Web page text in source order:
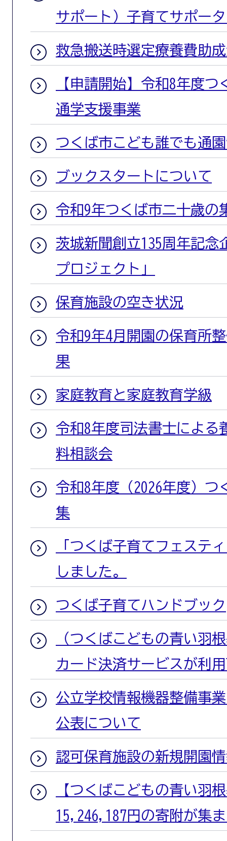
サポート）子育てサポー
救急搬送時選定療養費助
【申請開始】令和8年度
通学支援事業
つくば市こども誰でも通
ブックスタートについて
令和9年つくば市二十歳の
茨城新聞創立135周年記念
プロジェクト」
保育施設の空き状況
令和9年4月開園の保育所
果
家庭教育と家庭教育学級
令和8年度司法書士による
料相談会
令和8年度（2026年度）つ
集
「つくば子育てフェステ
しました。
つくば子育てハンドブック
（つくばこどもの青い羽
カード決済サービスが利
公立学校情報機器整備事
公表について
認可保育施設の新規開園
【つくばこどもの青い羽
15,246,187円の寄附が集